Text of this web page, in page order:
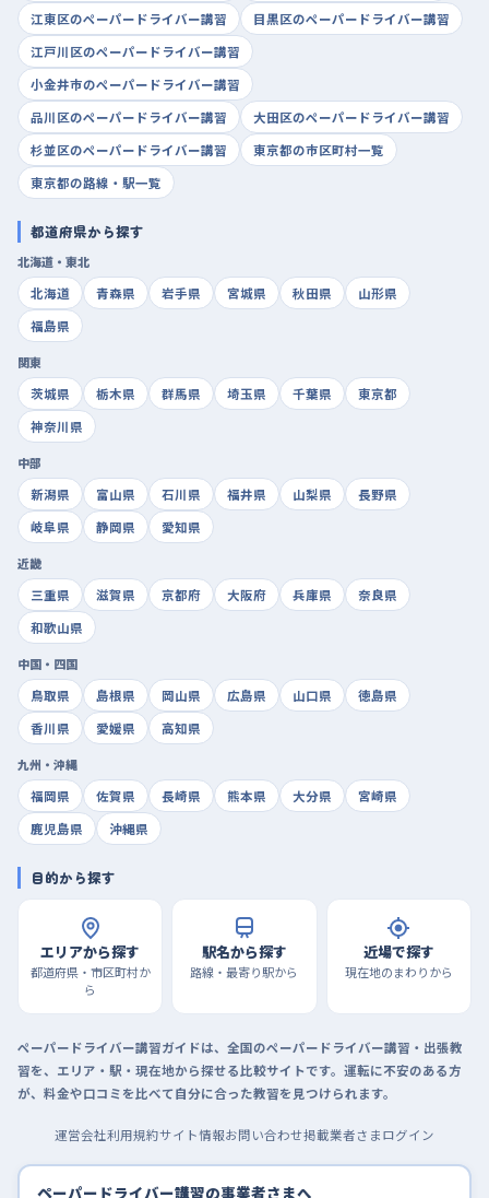
江東区のペーパードライバー講習
目黒区のペーパードライバー講習
江戸川区のペーパードライバー講習
小金井市のペーパードライバー講習
品川区のペーパードライバー講習
大田区のペーパードライバー講習
杉並区のペーパードライバー講習
東京都の市区町村一覧
東京都の路線・駅一覧
都道府県から探す
北海道・東北
北海道
青森県 岩手県 宮城県 秋田県
山形県
福島県
関東
茨城県
栃木県 群馬県 埼玉県 千葉県
東京都
神奈川県
中部
新潟県
富山県 石川県 福井県 山梨県
長野県
岐阜県
静岡県 愛知県
近畿
三重県
滋賀県 京都府 大阪府 兵庫県
奈良県
和歌山県
中国・四国
鳥取県
島根県 岡山県 広島県 山口県
徳島県
香川県
愛媛県 高知県
九州・沖縄
福岡県
佐賀県 長崎県 熊本県 大分県
宮崎県
鹿児島県
沖縄県
目的から探す
エリアから探す
都道府県・市区町村か
ら
駅名から探す
路線・最寄り駅から
近場で探す
現在地のまわりから
ペーパードライバー講習ガイドは、全国のペーパードライバー講習・出張教
習を、エリア・駅・現在地から探せる比較サイトです。運転に不安のある方
が、料金や口コミを比べて自分に合った教習を見つけられます。
運営会社利用規約サイト情報お問い合わせ掲載業者さまログイン
ペーパードライバー講習の事業者さまへ